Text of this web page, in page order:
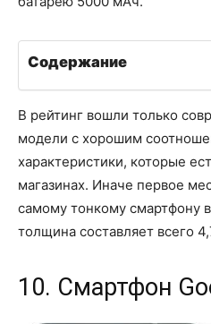
Содержание
В рейтинг вошли только
модели с хорошим
характеристики, которые
магазинах. Иначе первое
самому тонкому смартфону
толщина составляет всего
10. Смартфон